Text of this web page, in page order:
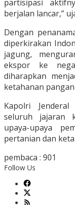
partisipasi
berjalan lancar,”
Dengan
diperkirakan
jagung,
ekspor ke
diharapkan
ketahanan
Kapolri
seluruh jajaran
upaya-upaya
pertanian dan
pembaca : 901
Follow Us